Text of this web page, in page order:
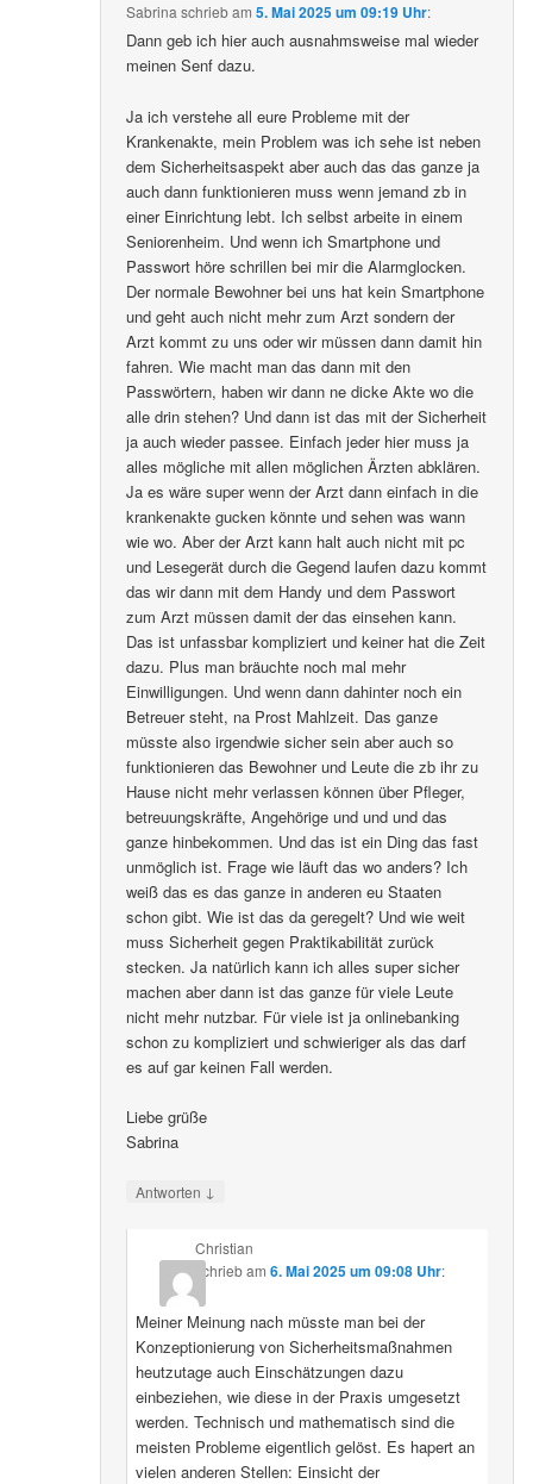
Sabrinaschriebam5. Mai 2025 um 09:19 Uhr:
Dann geb ich hier auch ausnahmsweise mal wieder
meinen Senf dazu.
Ja ich verstehe all eure Probleme mit der
Krankenakte, mein Problem was ich sehe ist neben
dem Sicherheitsaspekt aber auch das das ganze ja
auch dann funktionieren muss wenn jemand zb in
einer Einrichtung lebt. Ich selbst arbeite in einem
Seniorenheim. Und wenn ich Smartphone und
Passwort höre schrillen bei mir die Alarmglocken.
Der normale Bewohner bei uns hat kein Smartphone
und geht auch nicht mehr zum Arzt sondern der
Arzt kommt zu uns oder wir müssen dann damit hin
fahren. Wie macht man das dann mit den
Passwörtern, haben wir dann ne dicke Akte wo die
alle drin stehen? Und dann ist das mit der Sicherheit
ja auch wieder passee. Einfach jeder hier muss ja
alles mögliche mit allen möglichen Ärzten abklären.
Ja es wäre super wenn der Arzt dann einfach in die
krankenakte gucken könnte und sehen was wann
wie wo. Aber der Arzt kann halt auch nicht mit pc
und Lesegerät durch die Gegend laufen dazu kommt
das wir dann mit dem Handy und dem Passwort
zum Arzt müssen damit der das einsehen kann.
Das ist unfassbar kompliziert und keiner hat die Zeit
dazu. Plus man bräuchte noch mal mehr
Einwilligungen. Und wenn dann dahinter noch ein
Betreuer steht, na Prost Mahlzeit. Das ganze
müsste also irgendwie sicher sein aber auch so
funktionieren das Bewohner und Leute die zb ihr zu
Hause nicht mehr verlassen können über Pfleger,
betreuungskräfte, Angehörige und und und das
ganze hinbekommen. Und das ist ein Ding das fast
unmöglich ist. Frage wie läuft das wo anders? Ich
weiß das es das ganze in anderen eu Staaten
schon gibt. Wie ist das da geregelt? Und wie weit
muss Sicherheit gegen Praktikabilität zurück
stecken. Ja natürlich kann ich alles super sicher
machen aber dann ist das ganze für viele Leute
nicht mehr nutzbar. Für viele ist ja onlinebanking
schon zu kompliziert und schwieriger als das darf
es auf gar keinen Fall werden.
Liebe grüße
Sabrina
Antworten ↓
Christian
schriebam 6. Mai 2025 um 09:08 Uhr:
Meiner Meinung nach müsste man bei der
Konzeptionierung von Sicherheitsmaßnahmen
heutzutage auch Einschätzungen dazu
einbeziehen, wie diese in der Praxis umgesetzt
werden. Technisch und mathematisch sind die
meisten Probleme eigentlich gelöst. Es hapert an
vielen anderen Stellen: Einsicht der